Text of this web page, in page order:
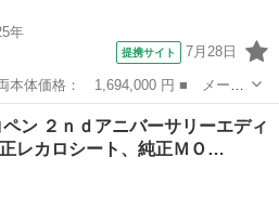
年
提携サイト 7月28日
タント ■ グレード名： Ｘ ディ
クプレイヤー接続可 バックカメ
ン ２ｎｄアニバーサリーエディ
レカロシート、純正ＭＯ…